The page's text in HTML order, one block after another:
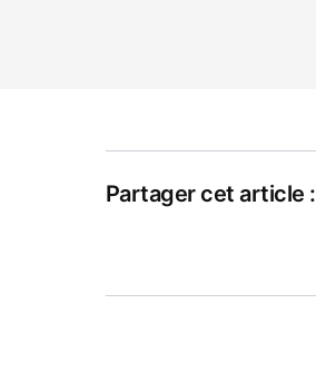
Partager cet article :